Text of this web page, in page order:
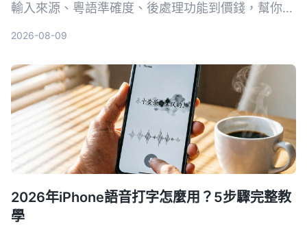
輸入來源、粵語準確度、後處理功能到價錢，幫你揀
2026-08-09
2026年iPhone語音打字怎麼用？5步驟完整教
學